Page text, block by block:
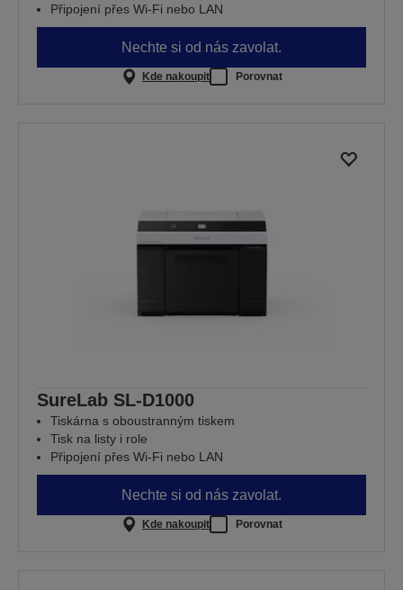
Připojení přes Wi-Fi nebo LAN
Nechte si od nás zavolat.
Kde nakoupit Porovnat
SureLab SL-D1000
Tiskárna s oboustranným tiskem
Tisk na listy i role
Připojení přes Wi-Fi nebo LAN
Nechte si od nás zavolat.
Kde nakoupit Porovnat